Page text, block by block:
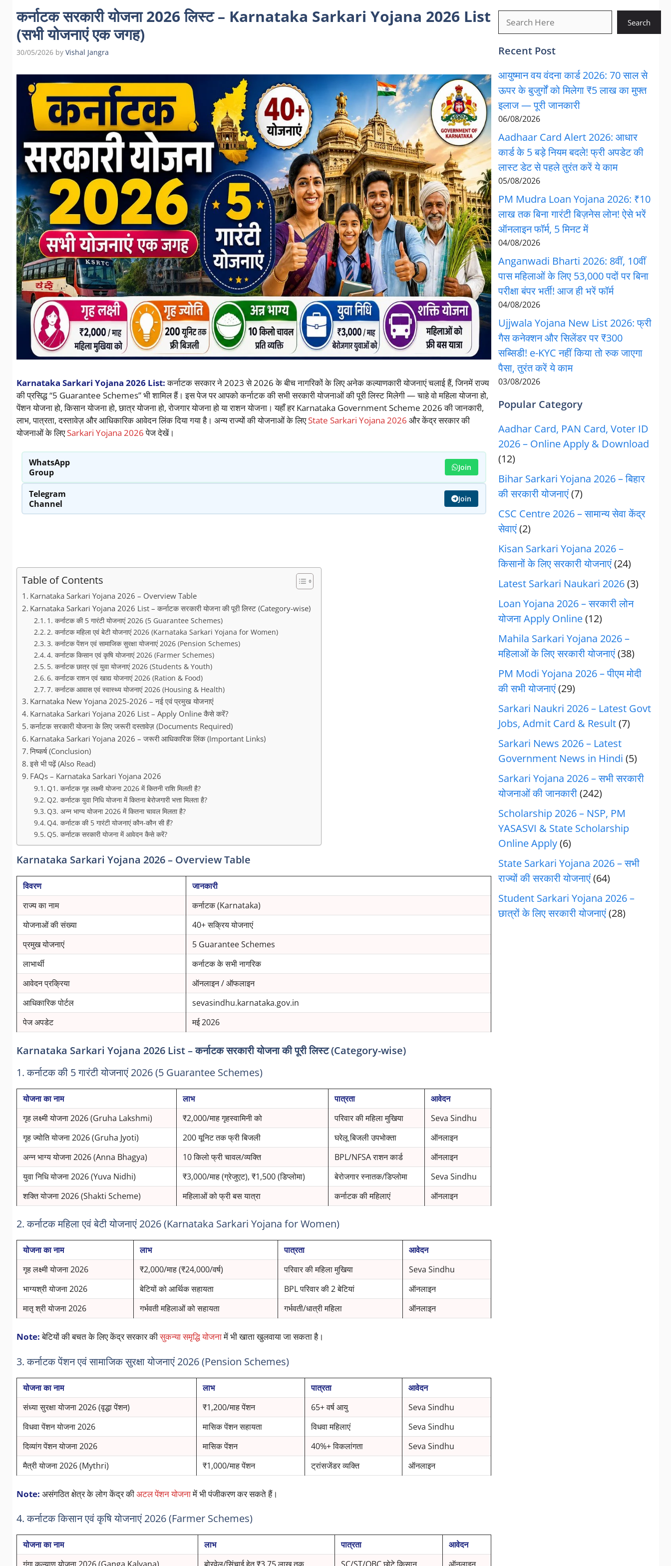
कर्नाटक सरकारी योजना 2026 लिस्ट – Karnataka Sarkari Yojana 2026 List
(सभी योजनाएं एक जगह)
30/05/2026 by Vishal Jangra
Karnataka Sarkari Yojana 2026 List:कर्नाटक सरकार ने 2023 से 2026 के बीच नागरिकों के लिए अनेक कल्याणकारी योजनाएं चलाई हैं, जिनमें राज्य
की प्रसिद्ध “5 Guarantee Schemes” भी शामिल हैं। इस पेज पर आपको कर्नाटक की सभी सरकारी योजनाओं की पूरी लिस्ट मिलेगी — चाहे वो महिला योजना हो,
पेंशन योजना हो, किसान योजना हो, छात्र योजना हो, रोजगार योजना हो या राशन योजना। यहाँ हर Karnataka Government Scheme 2026 की जानकारी,
लाभ, पात्रता, दस्तावेज़ और आधिकारिक आवेदन लिंक दिया गया है। अन्य राज्यों की योजनाओं के लिएState Sarkari Yojana 2026 और केंद्र सरकार की
योजनाओं के लिएSarkari Yojana 2026पेज देखें।
WhatsApp
Group
Join
Telegram
Channel
Join
Table of Contents
Karnataka Sarkari Yojana 2026 – Overview Table
Karnataka Sarkari Yojana 2026 List – कर्नाटक सरकारी योजना की पूरी लिस्ट (Category-wise)
1. कर्नाटक की 5 गारंटी योजनाएं 2026 (5 Guarantee Schemes)
2. कर्नाटक महिला एवं बेटी योजनाएं 2026 (Karnataka Sarkari Yojana for Women)
3. कर्नाटक पेंशन एवं सामाजिक सुरक्षा योजनाएं 2026 (Pension Schemes)
4. कर्नाटक किसान एवं कृषि योजनाएं 2026 (Farmer Schemes)
5. कर्नाटक छात्र एवं युवा योजनाएं 2026 (Students & Youth)
6. कर्नाटक राशन एवं खाद्य योजनाएं 2026 (Ration & Food)
7. कर्नाटक आवास एवं स्वास्थ्य योजनाएं 2026 (Housing & Health)
Karnataka New Yojana 2025-2026 – नई एवं प्रमुख योजनाएं
Karnataka Sarkari Yojana 2026 List – Apply Online कैसे करें?
कर्नाटक सरकारी योजना के लिए जरूरी दस्तावेज़ (Documents Required)
Karnataka Sarkari Yojana 2026 – जरूरी आधिकारिक लिंक (Important Links)
निष्कर्ष (Conclusion)
इसे भी पढ़ें (Also Read)
FAQs – Karnataka Sarkari Yojana 2026
Q1. कर्नाटक गृह लक्ष्मी योजना 2026 में कितनी राशि मिलती है?
Q2. कर्नाटक युवा निधि योजना में कितना बेरोजगारी भत्ता मिलता है?
Q3. अन्न भाग्य योजना 2026 में कितना चावल मिलता है?
Q4. कर्नाटक की 5 गारंटी योजनाएं कौन-कौन सी हैं?
Q5. कर्नाटक सरकारी योजना में आवेदन कैसे करें?
Karnataka Sarkari Yojana 2026 – Overview Table
विवरण
जानकारी
राज्य का नाम
कर्नाटक (Karnataka)
योजनाओं की संख्या
40+ सक्रिय योजनाएं
प्रमुख योजनाएं
5 Guarantee Schemes
लाभार्थी
कर्नाटक के सभी नागरिक
आवेदन प्रक्रिया
ऑनलाइन / ऑफलाइन
आधिकारिक पोर्टल
sevasindhu.karnataka.gov.in
पेज अपडेट
मई 2026
Karnataka Sarkari Yojana 2026 List – कर्नाटक सरकारी योजना की पूरी लिस्ट (Category-wise)
1. कर्नाटक की 5 गारंटी योजनाएं 2026 (5 Guarantee Schemes)
योजना का नाम लाभ पात्रता
आवेदन
गृह लक्ष्मी योजना 2026 (Gruha Lakshmi)
₹2,000/माह गृहस्वामिनी को परिवार की महिला मुखिया
Seva Sindhu
गृह ज्योति योजना 2026 (Gruha Jyoti)
200 यूनिट तक फ्री बिजली घरेलू बिजली उपभोक्ता
ऑनलाइन
अन्न भाग्य योजना 2026 (Anna Bhagya)
10 किलो फ्री चावल/व्यक्ति BPL/NFSA राशन कार्ड
ऑनलाइन
युवा निधि योजना 2026 (Yuva Nidhi)
₹3,000/माह (ग्रेजुएट), ₹1,500 (डिप्लोमा) बेरोजगार स्नातक/डिप्लोमा
Seva Sindhu
शक्ति योजना 2026 (Shakti Scheme)
महिलाओं को फ्री बस यात्रा कर्नाटक की महिलाएं ऑनलाइन
2. कर्नाटक महिला एवं बेटी योजनाएं 2026 (Karnataka Sarkari Yojana for Women)
योजना का नाम लाभ पात्रता
आवेदन
गृह लक्ष्मी योजना 2026
₹2,000/माह (₹24,000/वर्ष) परिवार की महिला मुखिया
Seva Sindhu
भाग्यश्री योजना 2026
बेटियों को आर्थिक सहायता BPL परिवार की 2 बेटियां
ऑनलाइन
मातृ श्री योजना 2026
गर्भवती महिलाओं को सहायता गर्भवती/धात्री महिला ऑनलाइन
Note:बेटियों की बचत के लिए केंद्र सरकार कीसुकन्या समृद्धि योजनामें भी खाता खुलवाया जा सकता है।
3. कर्नाटक पेंशन एवं सामाजिक सुरक्षा योजनाएं 2026 (Pension Schemes)
योजना का नाम लाभ पात्रता
आवेदन
संध्या सुरक्षा योजना 2026 (वृद्धा पेंशन)
₹1,200/माह पेंशन 65+ वर्ष आयु
Seva Sindhu
विधवा पेंशन योजना 2026
मासिक पेंशन सहायता विधवा महिलाएं
Seva Sindhu
दिव्यांग पेंशन योजना 2026
मासिक पेंशन 40%+ विकलांगता
Seva Sindhu
मैत्री योजना 2026 (Mythri)
₹1,000/माह पेंशन ट्रांसजेंडर व्यक्ति ऑनलाइन
Note: असंगठित क्षेत्र के लोग केंद्र कीअटल पेंशन योजनामें भी पंजीकरण कर सकते हैं।
4. कर्नाटक किसान एवं कृषि योजनाएं 2026 (Farmer Schemes)
योजना का नाम लाभ पात्रता
आवेदन
Search
Recent Post
आयुष्मान वय वंदना कार्ड 2026: 70 साल से
ऊपर के बुजुर्गों को मिलेगा ₹5 लाख का मुफ्त
इलाज — पूरी जानकारी
06/08/2026
Aadhaar Card Alert 2026: आधार
कार्ड के 5 बड़े नियम बदले! फ्री अपडेट की
लास्ट डेट से पहले तुरंत करें ये काम
05/08/2026
PM Mudra Loan Yojana 2026: ₹10
लाख तक बिना गारंटी बिज़नेस लोन! ऐसे भरें
ऑनलाइन फॉर्म, 5 मिनट में
04/08/2026
Anganwadi Bharti 2026: 8वीं, 10वीं
पास महिलाओं के लिए 53,000 पदों पर बिना
परीक्षा बंपर भर्ती! आज ही भरें फॉर्म
04/08/2026
Ujjwala Yojana New List 2026: फ्री
गैस कनेक्शन और सिलेंडर पर ₹300
सब्सिडी! e-KYC नहीं किया तो रुक जाएगा
पैसा, तुरंत करें ये काम
03/08/2026
Popular Category
Aadhar Card, PAN Card, Voter ID
2026 – Online Apply & Download
(12)
Bihar Sarkari Yojana 2026 – बिहार
की सरकारी योजनाएं(7)
CSC Centre 2026 – सामान्य सेवा केंद्र
सेवाएं(2)
Kisan Sarkari Yojana 2026 –
किसानों के लिए सरकारी योजनाएं(24)
Latest Sarkari Naukari 2026(3)
Loan Yojana 2026 – सरकारी लोन
योजना Apply Online(12)
Mahila Sarkari Yojana 2026 –
महिलाओं के लिए सरकारी योजनाएं(38)
PM Modi Yojana 2026 – पीएम मोदी
की सभी योजनाएं(29)
Sarkari Naukri 2026 – Latest Govt
Jobs, Admit Card & Result(7)
Sarkari News 2026 – Latest
Government News in Hindi (5)
Sarkari Yojana 2026 – सभी सरकारी
योजनाओं की जानकारी(242)
Scholarship 2026 – NSP, PM
YASASVI & State Scholarship
Online Apply(6)
State Sarkari Yojana 2026 – सभी
राज्यों की सरकारी योजनाएं(64)
Student Sarkari Yojana 2026 –
छात्रों के लिए सरकारी योजनाएं(28)